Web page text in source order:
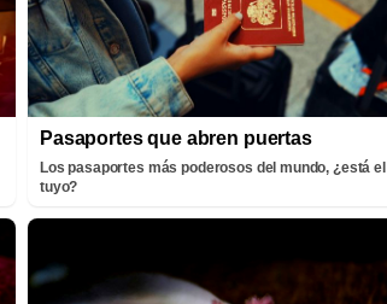
Pasaportes que abren puertas
Los pasaportes más poderosos del mundo, ¿está el
tuyo?